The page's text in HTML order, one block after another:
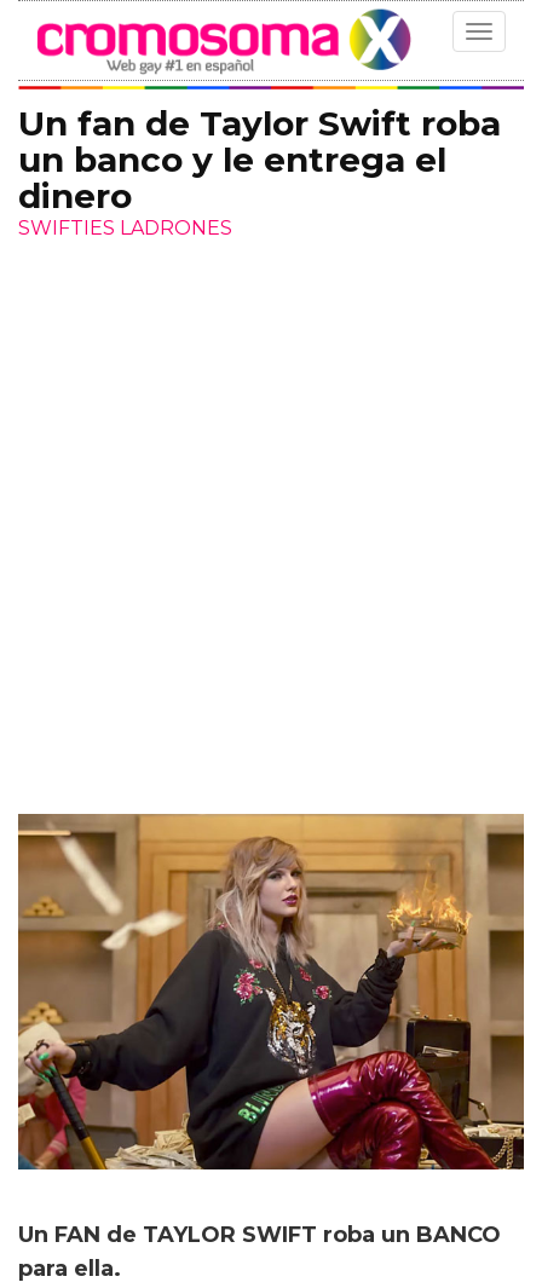
Toggle
Un fan de Taylor Swift roba
un banco y le entrega el
dinero
SWIFTIES LADRONES
Un FAN de TAYLOR SWIFT roba un BANCO
para ella.